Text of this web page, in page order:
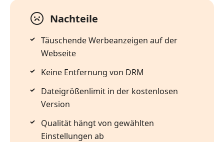
Nachteile
Täuschende Werbeanzeigen auf der
Webseite
Keine Entfernung von DRM
Dateigrößenlimit in der kostenlosen
Version
Qualität hängt von gewählten
Einstellungen ab